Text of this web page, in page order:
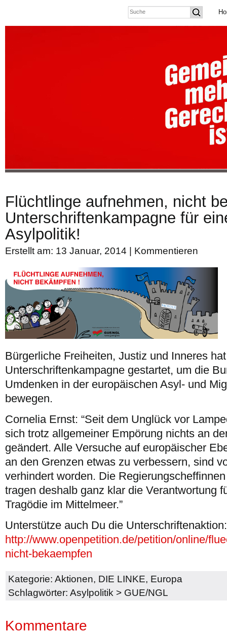
Flüchtlinge aufnehmen, nicht
Unterschriftenkampagne für
Asylpolitik!
Erstellt am: 13 Januar, 2014 | Kommentieren
Bürgerliche Freiheiten, Justiz und Inneres
Unterschriftenkampagne gestartet, um die
Umdenken in der europäischen Asyl- und
bewegen.
Cornelia Ernst: “Seit dem Unglück vor
sich trotz allgemeiner Empörung nichts an
geändert. Alle Versuche auf europäischer
an den Grenzen etwas zu verbessern, sind
verhindert worden. Die
tragen deshalb ganz klar die Verantwortung
Tragödie im Mittelmeer.”
Unterstütze auch Du die Unterschriftenaktion:
http://www.openpetition.de/petition/online/
nicht-bekaempfen
Kategorie: Aktionen, DIE LINKE, Europa
Schlagwörter: Asylpolitik > GUE/NGL
Kommentare